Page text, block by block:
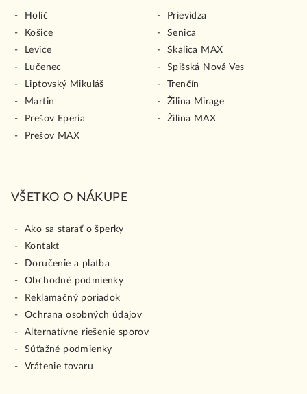
Holíč
Košice
Levice
Lučenec
Liptovský Mikuláš
Martin
Prešov Eperia
Prešov MAX
Prievidza
Senica
Skalica MAX
Spišská Nová Ves
Trenčín
Žilina Mirage
Žilina MAX
VŠETKO O NÁKUPE
Ako sa starať o šperky
Kontakt
Doručenie a platba
Obchodné podmienky
Reklamačný poriadok
Ochrana osobných údajov
Alternatívne riešenie sporov
Súťažné podmienky
Vrátenie tovaru